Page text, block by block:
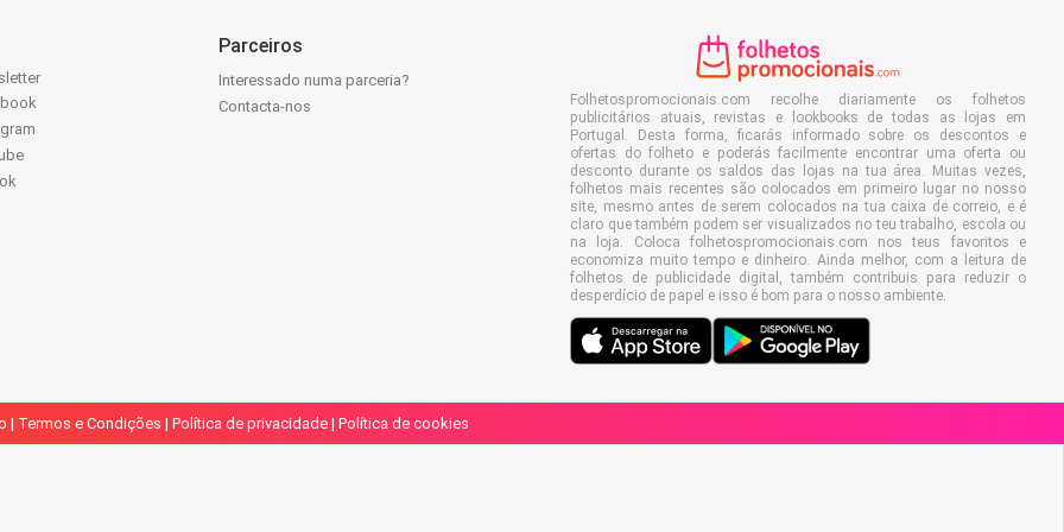
Parceiros
Interessado numa parceria?
Contacta-nos
Folhetospromocionais.com recolhe diariamente os folhetos
publicitários atuais, revistas e lookbooks de todas as lojas em
Portugal. Desta forma, ficarás informado sobre os descontos e
ofertas do folheto e poderás facilmente encontrar uma oferta ou
desconto durante os saldos das lojas na tua área. Muitas vezes,
folhetos mais recentes são colocados em primeiro lugar no nosso
site, mesmo antes de serem colocados na tua caixa de correio, e é
claro que também podem ser visualizados no teu trabalho, escola ou
na loja. Coloca folhetospromocionais.com nos teus favoritos e
economiza muito tempo e dinheiro. Ainda melhor, com a leitura de
folhetos de publicidade digital, também contribuis para reduzir o
desperdício de papel e isso é bom para o nosso ambiente.
| Termos e Condições | Política de privacidade | Política de cookies